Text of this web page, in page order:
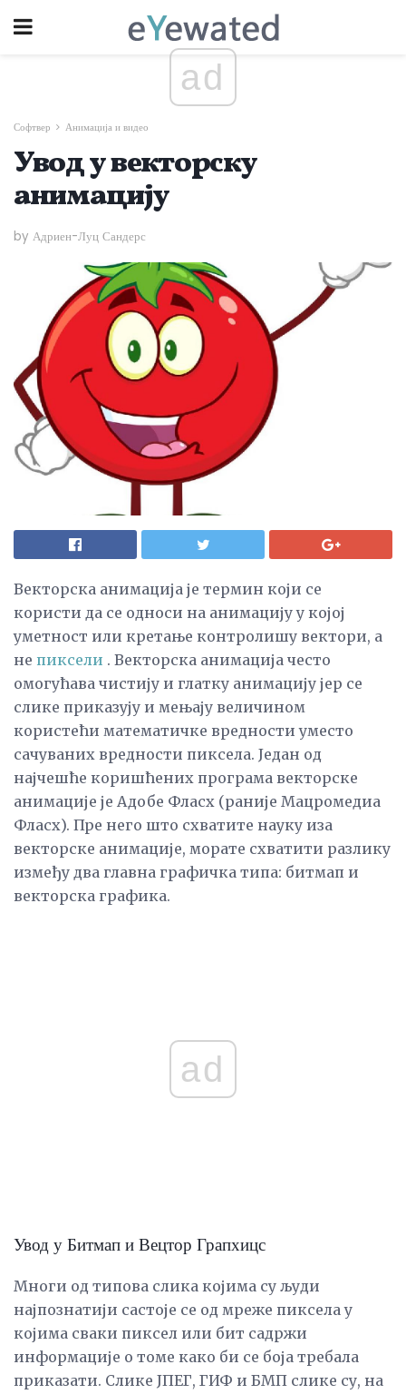
ad
Софтвер Анимација и видео
Увод у векторску
анимацију
by Адриен-Луц Сандерс
Векторска анимација је термин који се
користи да се односи на анимацију у којој
уметност или кретање контролишу вектори, а
не пиксели . Векторска анимација често
омогућава чистију и глатку анимацију јер се
слике приказују и мењају величином
користећи математичке вредности уместо
сачуваних вредности пиксела. Један од
најчешће коришћених програма векторске
анимације је Адобе Фласх (раније Мацромедиа
Фласх). Пре него што схватите науку иза
векторске анимације, морате схватити разлику
између два главна графичка типа: битмап и
векторска графика.
ad
Увод у Битмап и Вецтор Грапхицс
Многи од типова слика којима су људи
најпознатији састоје се од мреже пиксела у
којима сваки пиксел или бит садржи
информације о томе како би се боја требала
приказати. Слике ЈПЕГ, ГИФ и БМП слике су, на